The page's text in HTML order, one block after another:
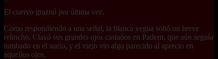
El cuervo graznó por última vez.
Como respondiendo a una señal, la blanca yegua soltó un breve
relincho. Clavó sus grandes ojos castaños en Padern, que aún seguía
tumbado en el suelo, y el viejo vio algo parecido al aprecio en
aquellos ojos.